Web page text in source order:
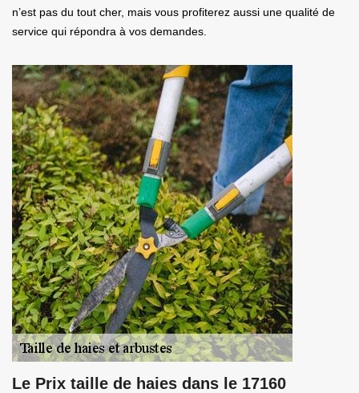
n’est pas du tout cher, mais vous profiterez aussi une qualité de
service qui répondra à vos demandes.
Le Prix taille de haies dans le 17160